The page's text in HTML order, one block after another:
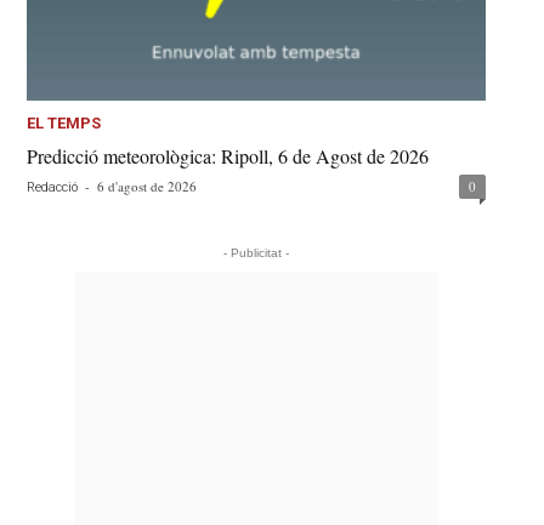
EL TEMPS
Predicció meteorològica: Ripoll, 6 de Agost de 2026
Redacció - 6 d'agost de 2026 0
- Publicitat -